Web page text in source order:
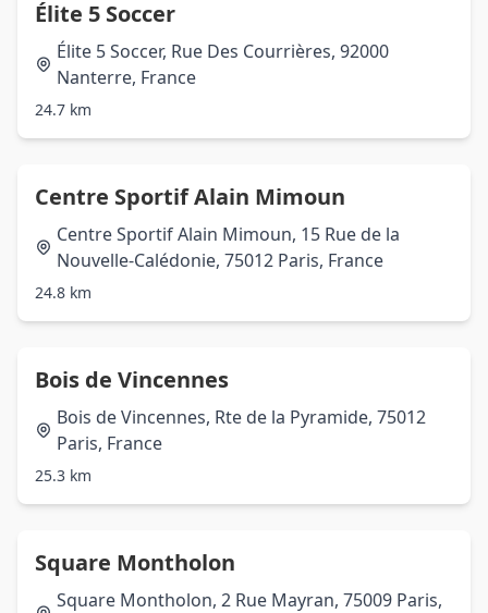
Élite 5 Soccer
Élite 5 Soccer, Rue Des Courrières, 92000
Nanterre, France
24.7 km
Centre Sportif Alain Mimoun
Centre Sportif Alain Mimoun, 15 Rue de la
Nouvelle-Calédonie, 75012 Paris, France
24.8 km
Bois de Vincennes
Bois de Vincennes, Rte de la Pyramide, 75012
Paris, France
25.3 km
Square Montholon
Square Montholon, 2 Rue Mayran, 75009 Paris,